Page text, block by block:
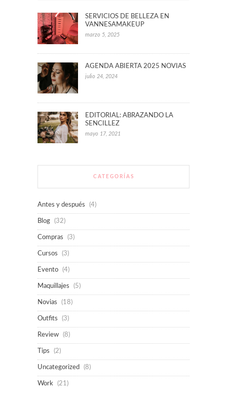
SERVICIOS DE BELLEZA EN
VANNESAMAKEUP
marzo 5, 2025
AGENDA ABIERTA 2025 NOVIAS
julio 24, 2024
EDITORIAL: ABRAZANDO LA
SENCILLEZ
mayo 17, 2021
CATEGORÍAS
Antes y después (4)
Blog (32)
Compras (3)
Cursos (3)
Evento (4)
Maquillajes (5)
Novias (18)
Outfits (3)
Review (8)
Tips (2)
Uncategorized (8)
Work (21)